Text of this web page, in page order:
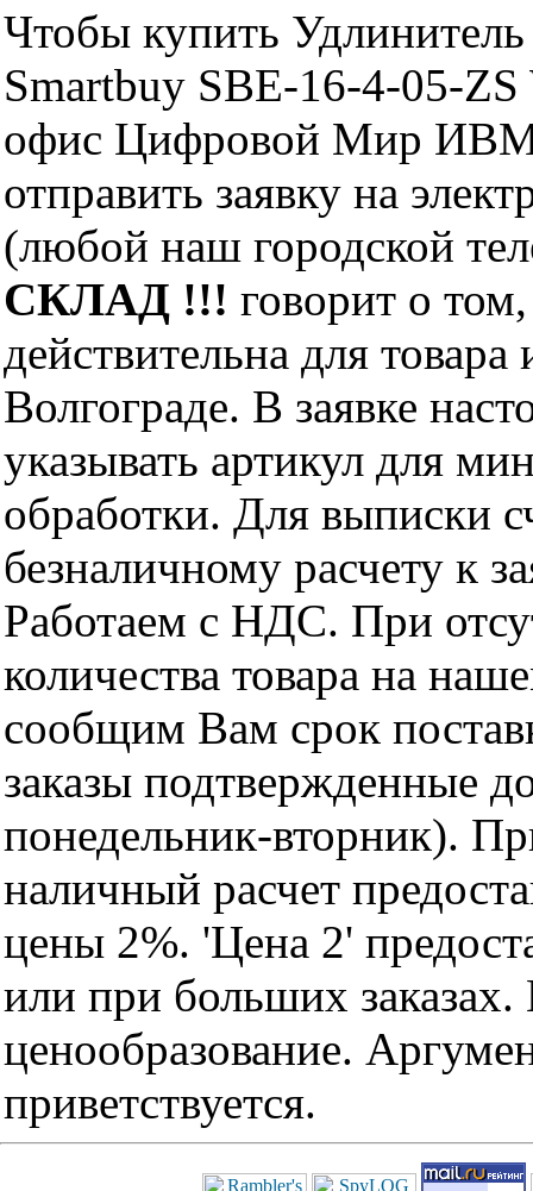
Чтобы купить
Smartbuy SBE-16-4-05-ZS
офис Цифровой Мир ИВМ
отправить заявку на
(любой наш городской
СКЛАД !!! говорит о
действительна для
Волгограде. В заявке
указывать артикул для
обработки. Для выписки
безналичному расчету к
Работаем с НДС. При
количества товара на
сообщим Вам срок
заказы подтвержденные
понедельник-вторник).
наличный расчет
цены 2%. 'Цена 2'
или при больших
ценообразование.
приветствуется.